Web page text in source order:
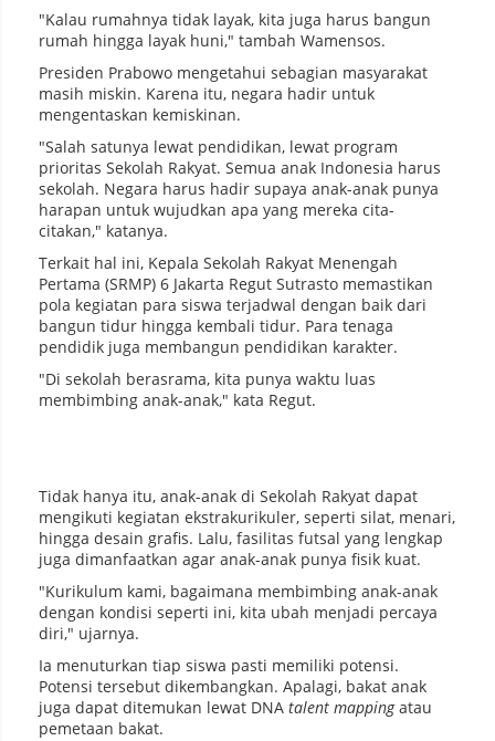
"Kalau rumahnya tidak layak, kita juga harus bangun
rumah hingga layak huni," tambah Wamensos.
Presiden Prabowo mengetahui sebagian masyarakat
masih miskin. Karena itu, negara hadir untuk
mengentaskan kemiskinan.
"Salah satunya lewat pendidikan, lewat program
prioritas Sekolah Rakyat. Semua anak Indonesia harus
sekolah. Negara harus hadir supaya anak-anak punya
harapan untuk wujudkan apa yang mereka cita-
citakan," katanya.
Terkait hal ini, Kepala Sekolah Rakyat Menengah
Pertama (SRMP) 6 Jakarta Regut Sutrasto memastikan
pola kegiatan para siswa terjadwal dengan baik dari
bangun tidur hingga kembali tidur. Para tenaga
pendidik juga membangun pendidikan karakter.
"Di sekolah berasrama, kita punya waktu luas
membimbing anak-anak," kata Regut.
Tidak hanya itu, anak-anak di Sekolah Rakyat dapat
mengikuti kegiatan ekstrakurikuler, seperti silat, menari,
hingga desain grafis. Lalu, fasilitas futsal yang lengkap
juga dimanfaatkan agar anak-anak punya fisik kuat.
"Kurikulum kami, bagaimana membimbing anak-anak
dengan kondisi seperti ini, kita ubah menjadi percaya
diri," ujarnya.
Ia menuturkan tiap siswa pasti memiliki potensi.
Potensi tersebut dikembangkan. Apalagi, bakat anak
juga dapat ditemukan lewat DNA talent mappingatau
pemetaan bakat.